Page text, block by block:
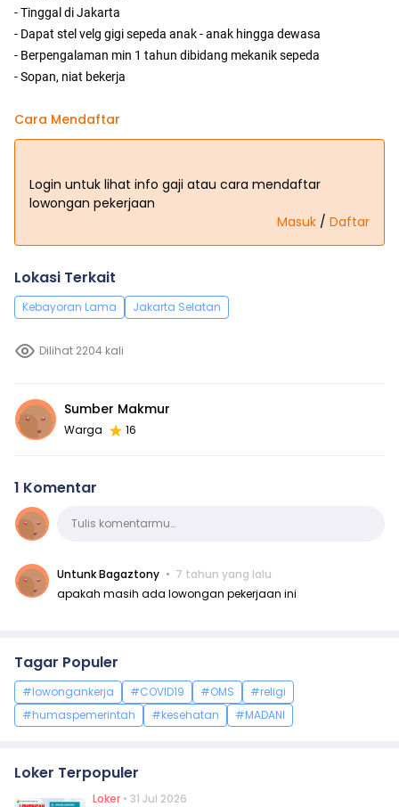
- Tinggal di Jakarta
- Dapat stel velg gigi sepeda anak - anak hingga dewasa
- Berpengalaman min 1 tahun dibidang mekanik sepeda
- Sopan, niat bekerja
Cara Mendaftar
Login untuk lihat info gaji atau cara mendaftar
lowongan pekerjaan
Masuk / Daftar
Lokasi Terkait
Kebayoran Lama Jakarta Selatan
Dilihat 2204 kali
Sumber Makmur
Warga 16
1 Komentar
KomentarTulis komentarmu…
Untunk Bagaztony
7 tahun yang lalu
apakah masih ada lowongan pekerjaan ini
Tagar Populer
#lowongankerja #COVID19 #OMS
#religi
#humaspemerintah
#kesehatan #MADANI
Loker Terpopuler
Loker • 31 Jul 2026